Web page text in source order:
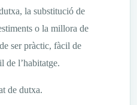
la substitució de
o la millora de
ser pràctic, fàcil de
de l’habitatge.
de dutxa.